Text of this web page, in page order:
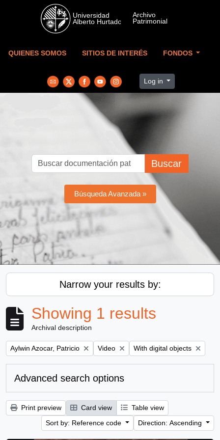
Skip to main content
QUIENES SOMOS SITIOS DE INTERÉS FONDOS
Log in
Buscar
Búsqueda Avanzada »
Narrow your results by:
Showing 1 results
Archival description
Remove filter:
Aylwin Azocar, Patricio Remove filter:
Video Remove filter:
With digital objects
Advanced search options
Print preview Card view
Table view
Sort by: Reference code
Direction: Ascending